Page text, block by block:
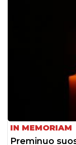
IN MEMORIAM
Preminuo